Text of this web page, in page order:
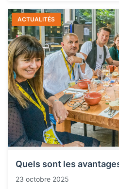
ACTUALITÉS
Quels sont les
23 octobre 2025